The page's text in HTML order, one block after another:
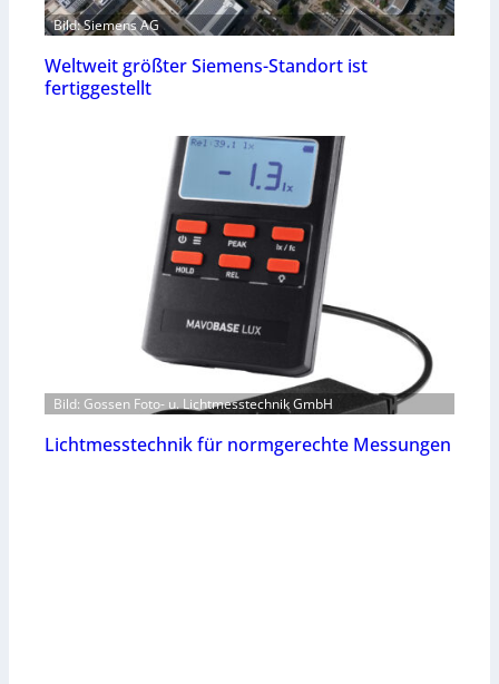
Bild: Siemens AG
Weltweit größter Siemens-Standort ist
fertiggestellt
Bild: Gossen Foto- u. Lichtmesstechnik GmbH
Lichtmesstechnik für normgerechte Messungen